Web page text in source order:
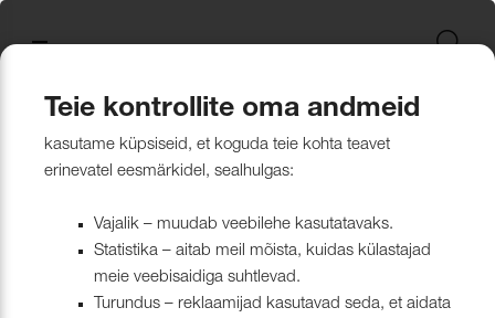
Kattematerjalid Naturaalne
Kardinad
Tulekindlate
Paadid ja markiisid
Paadikatte
Tehnilised kangad
Looduslikust
Klambrite ja
Tööriistad ja
Nööbid,
Naturaalne
Tulekindlate
Muu
Nahk
Wooly, Margrethe &
Lillehammer
CH24
Kümblustünn
Disainivilla Läänerannikul
Blackstone steakhouse
ISO 26000:2021
UUS! Disain kangas
Blend – kanga lugu meie
ühisest tugevusest
Tootmine
Pakkekile
Filtrera
Teie kontrollite oma andmeid
kasutame küpsiseid, et koguda teie kohta teavet
erinevatel eesmärkidel, sealhulgas:
Vajalik – muudab veebilehe kasutatavaks.
Statistika – aitab meil mõista, kuidas külastajad
meie veebisaidiga suhtlevad.
Turundus – reklaamijad kasutavad seda, et aidata